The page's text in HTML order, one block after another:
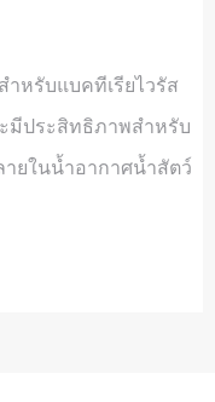
หรับแบคทีเรียไวรัส
มีประสิทธิภาพสำหรับ
ยในน้ำอากาศน้ำสัตว์